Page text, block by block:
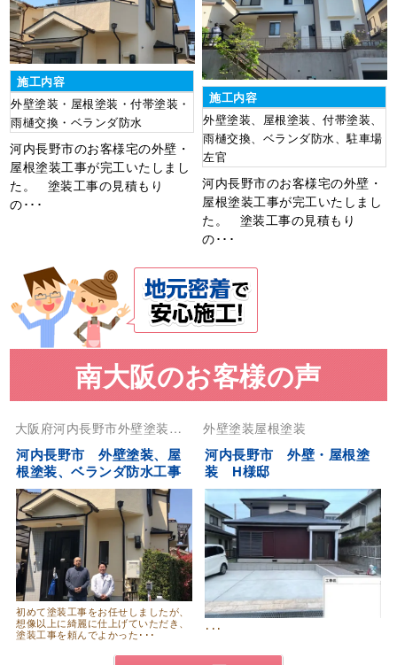
施工内容
外壁塗装・屋根塗装・付帯塗装・
雨樋交換・ベランダ防水
河内長野市のお客様宅の外壁・
屋根塗装工事が完工いたしまし
た。 塗装工事の見積もり
の･･･
施工内容
外壁塗装、屋根塗装、付帯塗装、
雨樋交換、ベランダ防水、駐車場
左官
河内長野市のお客様宅の外壁・
屋根塗装工事が完工いたしまし
た。 塗装工事の見積もり
の･･･
南大阪のお客様の声
大阪府河内長野市外壁塗装 屋
根塗装
河内長野市 外壁塗装、屋
根塗装、ベランダ防水工事
初めて塗装工事をお任せしましたが、
想像以上に綺麗に仕上げていただき、
塗装工事を頼んでよかった･･･
外壁塗装屋根塗装
河内長野市 外壁・屋根塗
装 H様邸
･･･